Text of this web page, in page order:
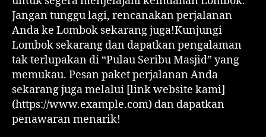
Jangan tunggu lagi, rencanakan perjalanan
Anda ke Lombok sekarang juga!Kunjungi
Lombok sekarang dan dapatkan pengalaman
tak terlupakan di “Pulau Seribu Masjid” yang
memukau. Pesan paket perjalanan Anda
sekarang juga melalui [link website kami]
(https://www.example.com) dan dapatkan
penawaran menarik!